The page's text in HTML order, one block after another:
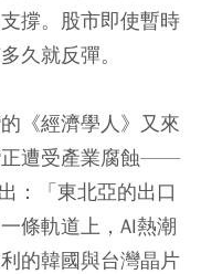
撐。股市即使暫時
久就反彈。
《經濟學人》又來
正遭受產業腐蝕——
：「東北亞的出口
條軌道上，AI熱潮
的韓國與台灣晶片